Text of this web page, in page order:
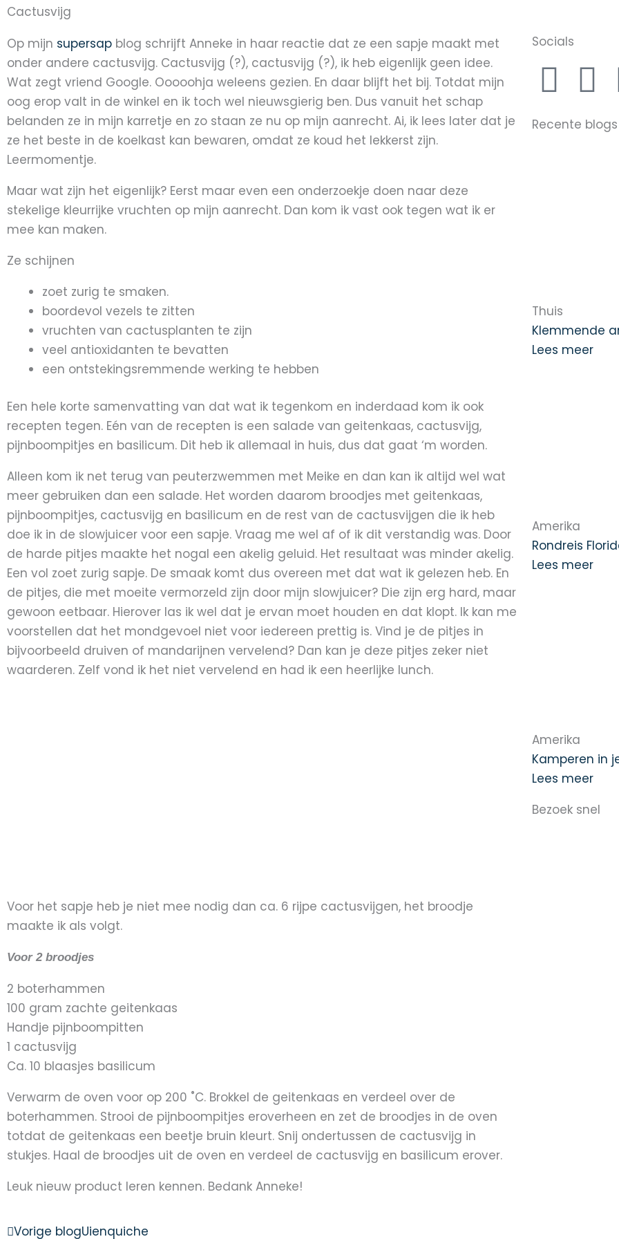
Cactusvijg
Op mijn supersap blog schrijft Anneke in haar reactie dat ze een sapje maakt met
onder andere cactusvijg. Cactusvijg (?), cactusvijg (?), ik heb eigenlijk geen idee.
Wat zegt vriend Google. Ooooohja weleens gezien. En daar blijft het bij. Totdat mijn
oog erop valt in de winkel en ik toch wel nieuwsgierig ben. Dus vanuit het schap
belanden ze in mijn karretje en zo staan ze nu op mijn aanrecht. Ai, ik lees later dat je
ze het beste in de koelkast kan bewaren, omdat ze koud het lekkerst zijn.
Leermomentje.
Maar wat zijn het eigenlijk? Eerst maar even een onderzoekje doen naar deze
stekelige kleurrijke vruchten op mijn aanrecht. Dan kom ik vast ook tegen wat ik er
mee kan maken.
Ze schijnen
zoet zurig te smaken.
boordevol vezels te zitten
vruchten van cactusplanten te zijn
veel antioxidanten te bevatten
een ontstekingsremmende werking te hebben
Een hele korte samenvatting van dat wat ik tegenkom en inderdaad kom ik ook
recepten tegen. Eén van de recepten is een salade van geitenkaas, cactusvijg,
pijnboompitjes en basilicum. Dit heb ik allemaal in huis, dus dat gaat ‘m worden.
Alleen kom ik net terug van peuterzwemmen met Meike en dan kan ik altijd wel wat
meer gebruiken dan een salade. Het worden daarom broodjes met geitenkaas,
pijnboompitjes, cactusvijg en basilicum en de rest van de cactusvijgen die ik heb
doe ik in de slowjuicer voor een sapje. Vraag me wel af of ik dit verstandig was. Door
de harde pitjes maakte het nogal een akelig geluid. Het resultaat was minder akelig.
Een vol zoet zurig sapje. De smaak komt dus overeen met dat wat ik gelezen heb. En
de pitjes, die met moeite vermorzeld zijn door mijn slowjuicer? Die zijn erg hard, maar
gewoon eetbaar. Hierover las ik wel dat je ervan moet houden en dat klopt. Ik kan me
voorstellen dat het mondgevoel niet voor iedereen prettig is. Vind je de pitjes in
bijvoorbeeld druiven of mandarijnen vervelend? Dan kan je deze pitjes zeker niet
waarderen. Zelf vond ik het niet vervelend en had ik een heerlijke lunch.
Voor het sapje heb je niet mee nodig dan ca. 6 rijpe cactusvijgen, het broodje
maakte ik als volgt.
Voor 2 broodjes
2 boterhammen
100 gram zachte geitenkaas
Handje pijnboompitten
1 cactusvijg
Ca. 10 blaasjes basilicum
Verwarm de oven voor op 200 ˚C. Brokkel de geitenkaas en verdeel over de
boterhammen. Strooi de pijnboompitjes eroverheen en zet de broodjes in de oven
totdat de geitenkaas een beetje bruin kleurt. Snij ondertussen de cactusvijg in
stukjes. Haal de broodjes uit de oven en verdeel de cactusvijg en basilicum erover.
Leuk nieuw product leren kennen. Bedank Anneke!
Prev
Vorige blogUienquiche
Socials
F
a
k
I
n
a
m
Recente blogs
Thuis
Klemmende
Lees meer
Amerika
Rondreis
Lees meer
Amerika
Kamperen in
Lees meer
Bezoek snel